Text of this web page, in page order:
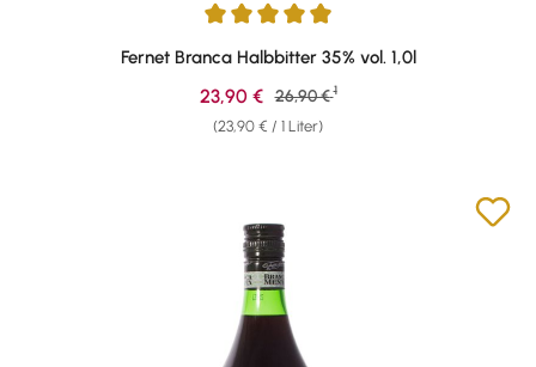
Durchschnittliche Bewertung von 4.94 von 5 Sternen
Fernet Branca Halbbitter 35% vol. 1,0l
(23,90 € / 1 Liter)
Verkaufspreis:
23,90 € Regulärer Preis:
26,90 € 1